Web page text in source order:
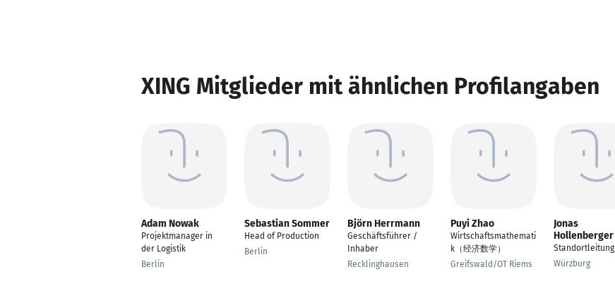
XING Mitglieder mit ähnlichen Profilangaben
Adam Nowak
Projektmanager in
der Logistik
Berlin
Sebastian Sommer
Head of Production
Berlin
Björn Herrmann
Geschäftsführer /
Inhaber
Recklinghausen
Puyi Zhao
Wirtschaftsmathemati
k（经济数学）
Greifswald/OT Riems
Jonas
Hollenberger
Standortleitung
Würzburg